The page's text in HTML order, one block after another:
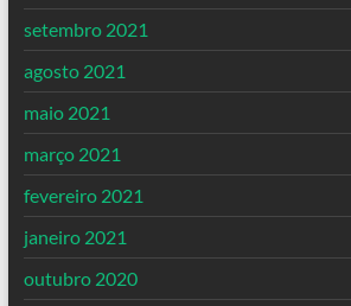
setembro 2021
agosto 2021
maio 2021
março 2021
fevereiro 2021
janeiro 2021
outubro 2020